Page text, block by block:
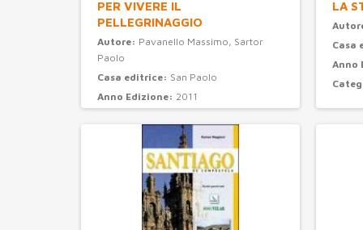
PER VIVERE IL
PELLEGRINAGGIO
Autore: Pavanello Massimo, Sartor
Paolo
Casa editrice: San Paolo
Anno Edizione: 2011
LA
Casa
Anno